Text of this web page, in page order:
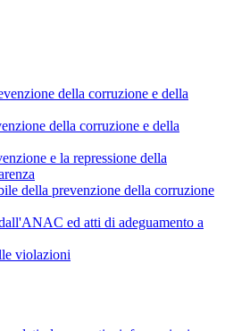
della corruzione e della
della corruzione e della
e la repressione della
della prevenzione della corruzione
ed atti di adeguamento a
violazioni